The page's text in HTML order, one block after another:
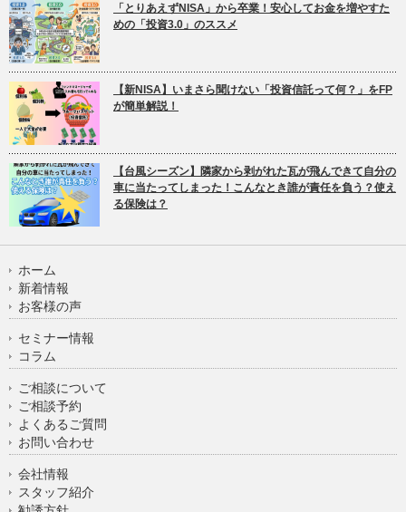
「とりあえずNISA」から卒業！安心してお金を増やすた
めの「投資3.0」のススメ
【新NISA】いまさら聞けない「投資信託って何？」をFP
が簡単解説！
【台風シーズン】隣家から剥がれた瓦が飛んできて自分の
車に当たってしまった！こんなとき誰が責任を負う？使え
る保険は？
ホーム
新着情報
お客様の声
セミナー情報
コラム
ご相談について
ご相談予約
よくあるご質問
お問い合わせ
会社情報
スタッフ紹介